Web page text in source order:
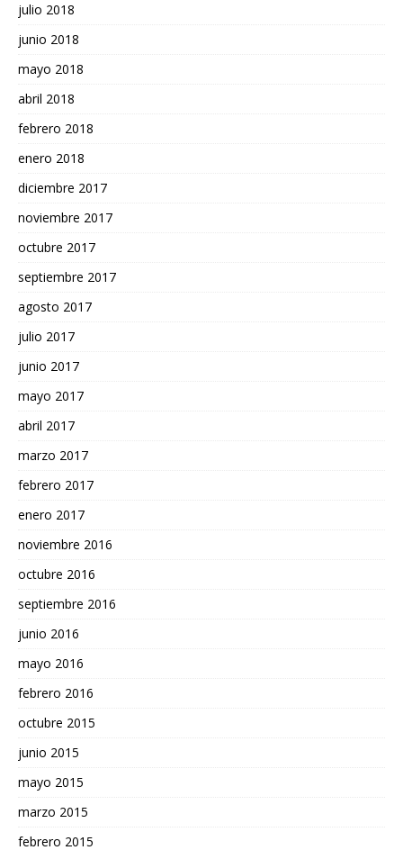
julio 2018
junio 2018
mayo 2018
abril 2018
febrero 2018
enero 2018
diciembre 2017
noviembre 2017
octubre 2017
septiembre 2017
agosto 2017
julio 2017
junio 2017
mayo 2017
abril 2017
marzo 2017
febrero 2017
enero 2017
noviembre 2016
octubre 2016
septiembre 2016
junio 2016
mayo 2016
febrero 2016
octubre 2015
junio 2015
mayo 2015
marzo 2015
febrero 2015